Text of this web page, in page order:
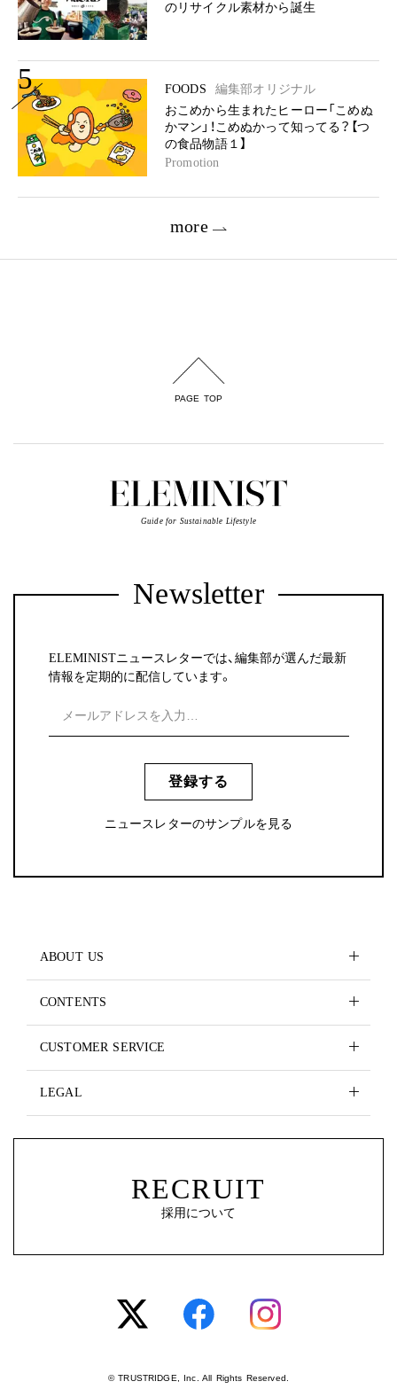
のリサイクル素材から誕生
5 FOODS
編集部オリジナル
おこめから生まれたヒーロー「こめぬ
かマン」！こめぬかって知ってる？【つ
の食品物語１】
Promotion
more
PAGE TOP
Guide for Sustainable Lifestyle
Newsletter
ELEMINISTニュースレターでは、編集部が選んだ最新
情報を定期的に配信しています。
登録する
ニュースレターのサンプルを見る
ABOUT US
CONTENTS
CUSTOMER SERVICE
LEGAL
RECRUIT
採用について
© TRUSTRIDGE, Inc. All Rights Reserved.